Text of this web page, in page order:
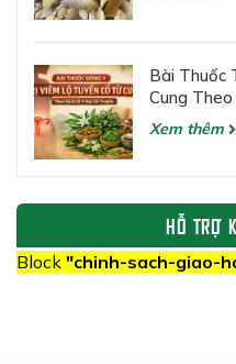
Bài Thuốc
Cung
Xem thêm
HỖ TRỢ
Block "chinh-sach-giao-